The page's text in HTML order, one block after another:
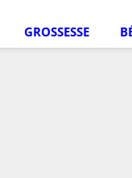
GROSSESSE